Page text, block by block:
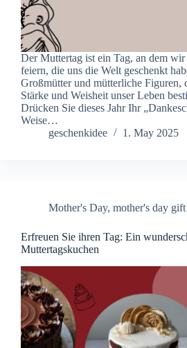
Der Muttertag ist ein Tag, an dem wir
feiern, die uns die Welt geschenkt
Großmütter und mütterliche Figuren,
Stärke und Weisheit unser Leben
Drücken Sie dieses Jahr Ihr
Weise…
geschenkidee
1. May 2025
Mother's Day, mother's day gift
Erfreuen Sie ihren Tag: Ein
Muttertagskuchen